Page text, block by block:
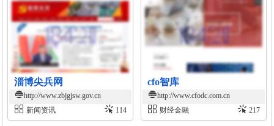
淄博尖兵网
http://www.zbjgjsw.gov.cn
新闻资讯
114
cfo智库
http://www.cfodc.com.cn
财经金融
217